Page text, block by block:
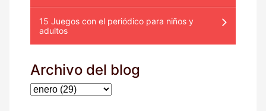
15 Juegos con el periódico para niños y
adultos
Archivo del blog